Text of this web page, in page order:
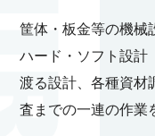
筐体・板金等の機械
ハード・ソフト設計
渡る設計、各種資材
査までの一連の作業